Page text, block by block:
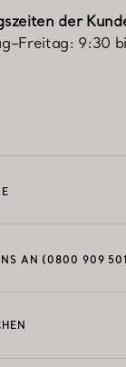
der
9:30
AN (0800 909